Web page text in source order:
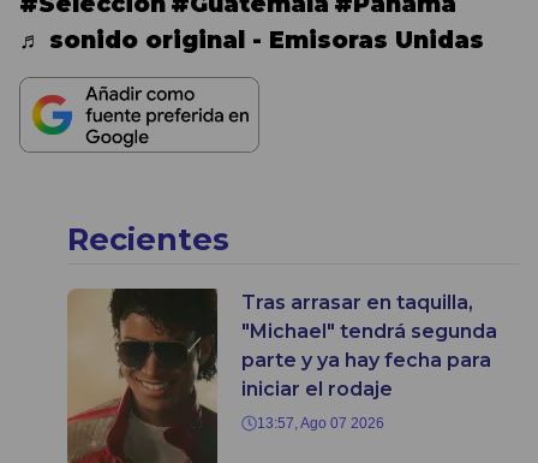
♬ sonido original - Emisoras Unidas
Recientes
Tras arrasar en taquilla,
"Michael" tendrá segunda
parte y ya hay fecha para
iniciar el rodaje
13:57, Ago 07 2026